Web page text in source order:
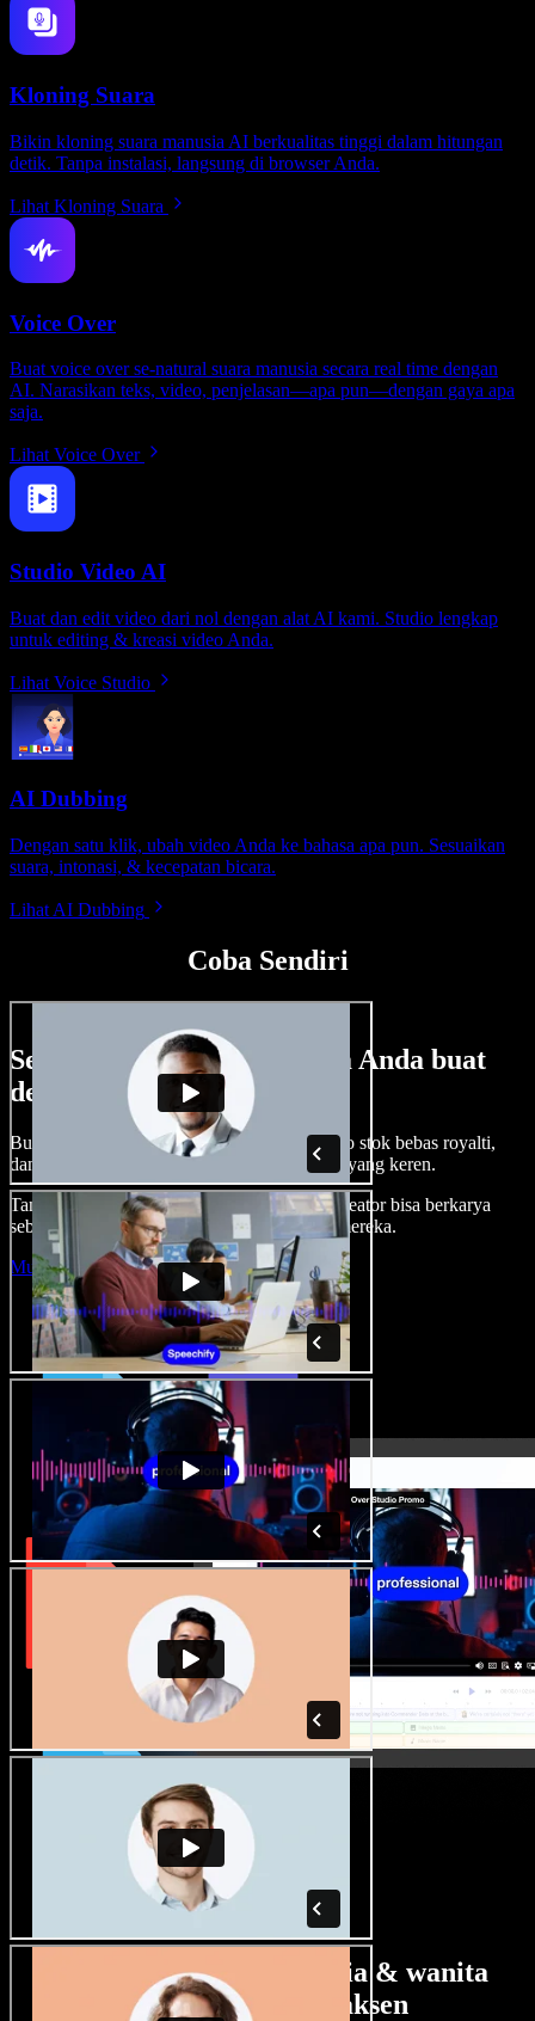
Kloning Suara
Bikin kloning suara manusia AI berkualitas tinggi dalam hitungan
detik. Tanpa instalasi, langsung di browser Anda.
Lihat Kloning Suara
Voice Over
Buat voice over se-natural suara manusia secara real time dengan
AI. Narasikan teks, video, penjelasan—apa pun—dengan gaya apa
saja.
Lihat Voice Over
Studio Video AI
Buat dan edit video dari nol dengan alat AI kami. Studio lengkap
untuk editing & kreasi video Anda.
Lihat Voice Studio
AI Dubbing
Dengan satu klik, ubah video Anda ke bahasa apa pun. Sesuaikan
suara, intonasi, & kecepatan bicara.
Lihat AI Dubbing
Coba Sendiri
Sedikit contoh hal yang bisa Anda buat
dengan Speechify Studio.
Buat voice over, tambah gambar, audio, video stok bebas royalti,
dan kloning suara untuk proyek audio-video yang keren.
Tanpa kurva belajar, semua dari browser—kreator bisa berkarya
sebebas mungkin dan wujudkan ide kreatif mereka.
Mulai Studio
Banyak pilihan suara pria & wanita
dengan berbagai aksen